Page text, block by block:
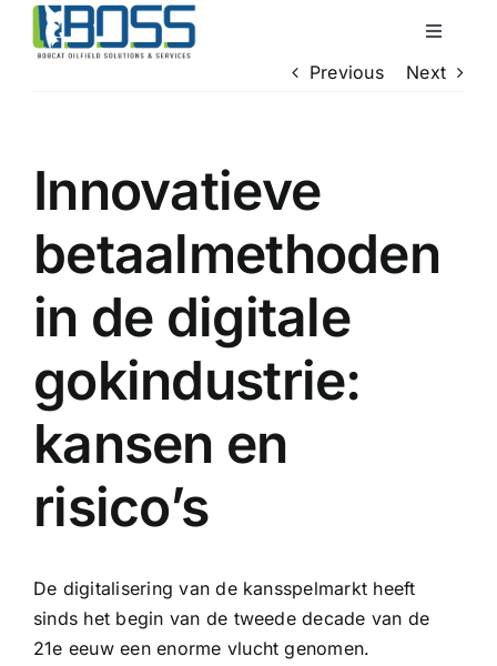
Skip
Toggle
Services
QHSE
Locations
Contact Us
Previous Next
Innovatieve
betaalmethoden
in de digitale
gokindustrie:
kansen en
risico’s
De digitalisering van de kansspelmarkt heeft
sinds het begin van de tweede decade van de
21e eeuw een enorme vlucht genomen.